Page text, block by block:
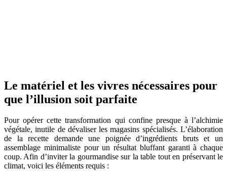
Le matériel et les vivres nécessaires pour
que l’illusion soit parfaite
Pour opérer cette transformation qui confine presque à l’alchimie
végétale, inutile de dévaliser les magasins spécialisés. L’élaboration
de la recette demande une poignée d’ingrédients bruts et un
assemblage minimaliste pour un résultat bluffant garanti à chaque
coup. Afin d’inviter la gourmandise sur la table tout en préservant le
climat, voici les éléments requis :